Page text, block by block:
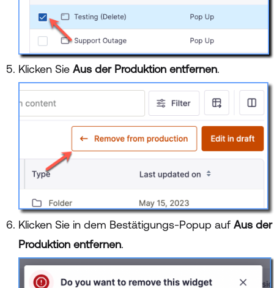
Klicken Sie Aus der Produktion entfernen.
Klicken Sie in dem Bestätigungs-Popup auf Aus der
Produktion entfernen.